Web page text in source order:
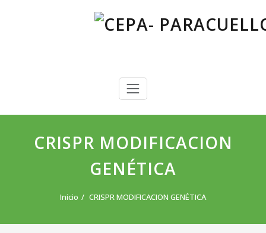
CEPA- PARACUELLOS DE JARAMA
CRISPR MODIFICACION
GENÉTICA
Inicio CRISPR MODIFICACION GENÉTICA